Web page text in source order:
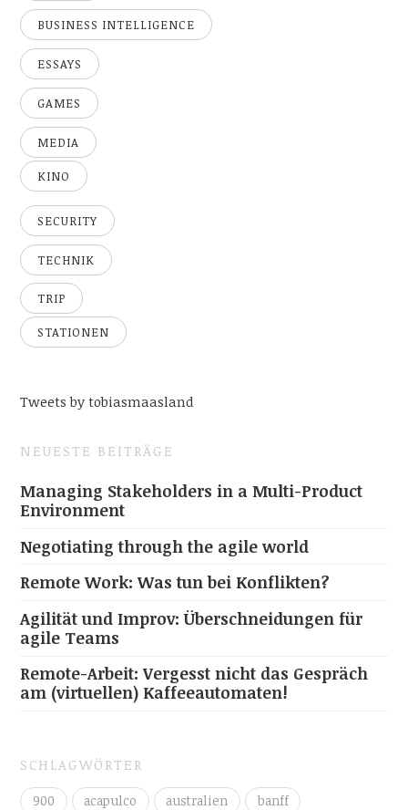
BUSINESS INTELLIGENCE
ESSAYS
GAMES
MEDIA
KINO
SECURITY
TECHNIK
TRIP
STATIONEN
Tweets by tobiasmaasland
NEUESTE BEITRÄGE
Managing Stakeholders in a Multi-Product
Environment
Negotiating through the agile world
Remote Work: Was tun bei Konflikten?
Agilität und Improv: Überschneidungen für
agile Teams
Remote-Arbeit: Vergesst nicht das Gespräch
am (virtuellen) Kaffeeautomaten!
SCHLAGWÖRTER
900 acapulco australien
banff